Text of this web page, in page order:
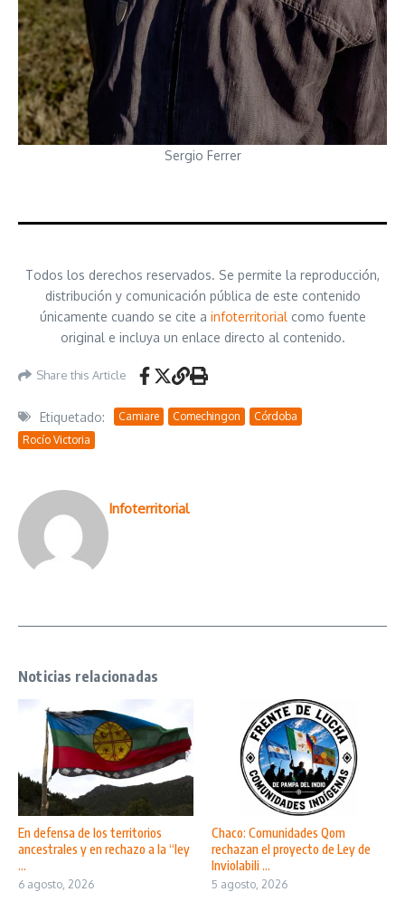
Sergio Ferrer
Todos los derechos reservados. Se permite la reproducción,
distribución y comunicación pública de este contenido
únicamente cuando se cite a infoterritorial como fuente
original e incluya un enlace directo al contenido.
Share this Article
Etiquetado: Camiare Comechingon
Córdoba
Rocío Victoria
Infoterritorial
Noticias relacionadas
En defensa de los territorios
ancestrales y en rechazo a la “ley
...
6 agosto, 2026
Chaco: Comunidades Qom
rechazan el proyecto de Ley de
Inviolabili ...
5 agosto, 2026